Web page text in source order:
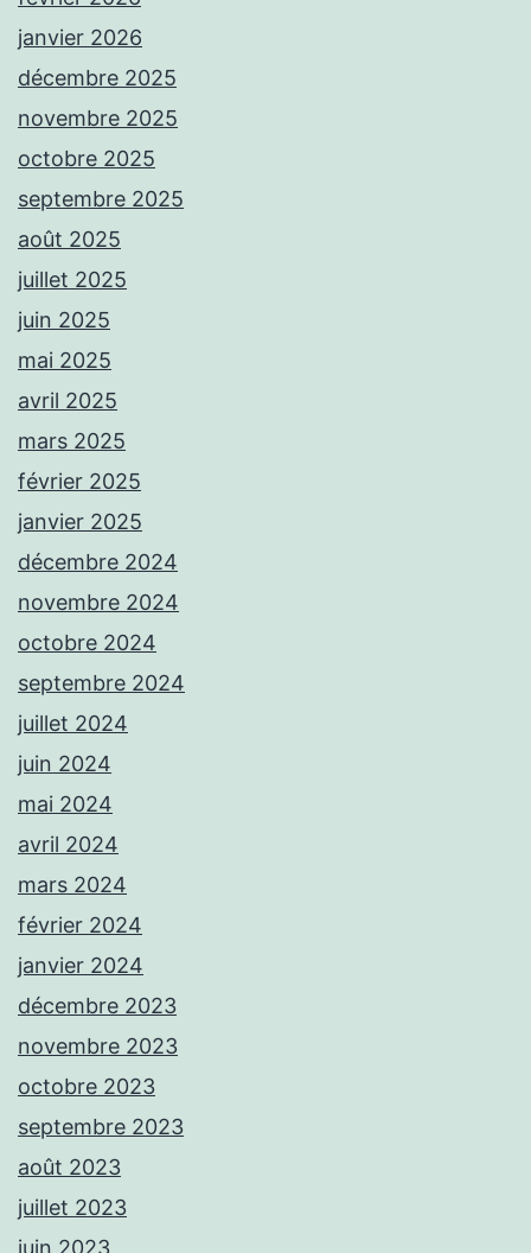
janvier 2026
décembre 2025
novembre 2025
octobre 2025
septembre 2025
août 2025
juillet 2025
juin 2025
mai 2025
avril 2025
mars 2025
février 2025
janvier 2025
décembre 2024
novembre 2024
octobre 2024
septembre 2024
juillet 2024
juin 2024
mai 2024
avril 2024
mars 2024
février 2024
janvier 2024
décembre 2023
novembre 2023
octobre 2023
septembre 2023
août 2023
juillet 2023
juin 2023